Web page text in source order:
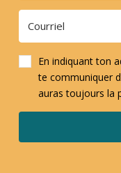
En indiquant ton
te communiquer
auras toujours la